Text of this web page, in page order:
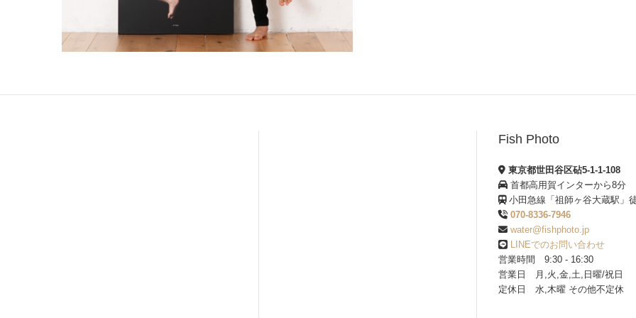
Fish Photo
東京都世田谷区砧5-1-1-108
首都高用賀インターから8分
小田急線「祖師ヶ谷大蔵駅」
070-8336-7946
water@fishphoto.jp
LINEでのお問い合わせ
営業時間 9:30 - 16:30
営業日 月,火,金,土,日曜/祝日
定休日 水,木曜 その他不定休